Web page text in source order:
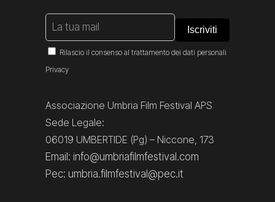
Rilascio il consenso al trattamento dei dati personali
Privacy
Associazione Umbria Film Festival APS
Sede Legale:
06019 UMBERTIDE (Pg) – Niccone, 173
Email: info@umbriafilmfestival.com
Pec: umbria.filmfestival@pec.it